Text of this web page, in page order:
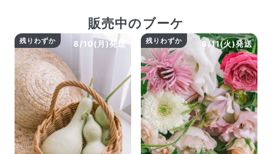
指定はできません。受け取り時間帯は、発送後にクロネコヤ
マトのアプリから変更可能です。
Q. 注文後にキャンセルできますか？
ご注文後一定時間内であればキャンセル可能です。
販売中のブーケ
8/10(月)発送
残りわずか 8/11(火)発送
残りわずか